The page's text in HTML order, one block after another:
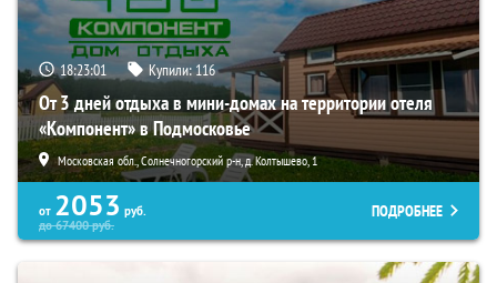
18:23:00 Купили: 116
От 3 дней отдыха в мини-домах на территории отеля
«Компонент» в Подмосковье
Московская обл., Солнечногорский р-н, д. Колтышево, 1
от 2053 руб.
до67400руб.
ПОДРОБНЕЕ